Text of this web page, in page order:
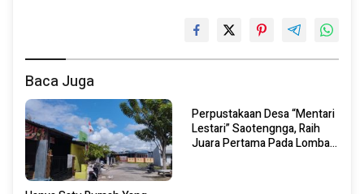
Baca Juga
Perpustakaan Desa “Mentari
Lestari” Saotengnga, Raih
Juara Pertama Pada Lomba